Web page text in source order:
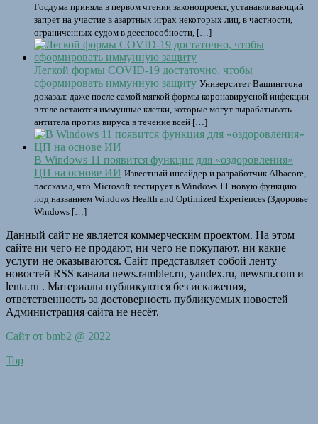
Госдума приняла в первом чтении законопроект, устанавливающий
запрет на участие в азартных играх некоторых лиц, в частности,
ограниченных судом в дееспособности, […]
Легкой формы COVID-19 достаточно, чтобы
сформировать иммунную защиту Университет Вашингтона
доказал: даже после самой мягкой формы коронавирусной инфекции
в теле остаются иммунные клетки, которые могут вырабатывать
антитела против вируса в течение всей […]
В Windows 11 появится функция для «оздоровления»
ЦП на основе ИИ Известный инсайдер и разработчик Albacore,
рассказал, что Microsoft тестирует в Windows 11 новую функцию
под названием Windows Health and Optimized Experiences (Здоровье
Windows […]
Данный сайт не является коммерческим проектом. На этом
сайте ни чего не продают, ни чего не покупают, ни какие
услуги не оказываются. Сайт представляет собой ленту
новостей RSS канала news.rambler.ru, yandex.ru, newsru.com и
lenta.ru . Материалы публикуются без искажения,
ответственность за достоверность публикуемых новостей
Администрация сайта не несёт.
Сайт от bmb2 @ 2022
Top